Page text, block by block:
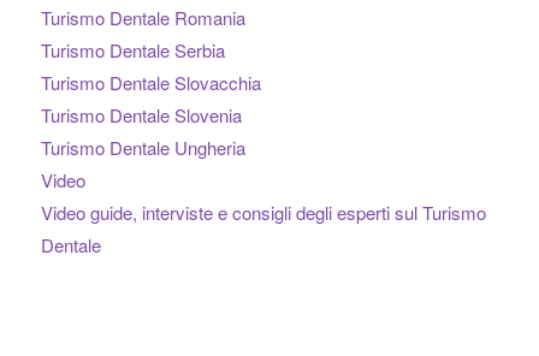
Turismo Dentale Romania
Turismo Dentale Serbia
Turismo Dentale Slovacchia
Turismo Dentale Slovenia
Turismo Dentale Ungheria
Video
Video guide, interviste e consigli degli esperti sul Turismo
Dentale